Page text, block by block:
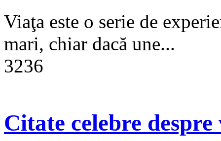
Viaţa este o serie de
mari, chiar dacă une...
3236
Citate celebre